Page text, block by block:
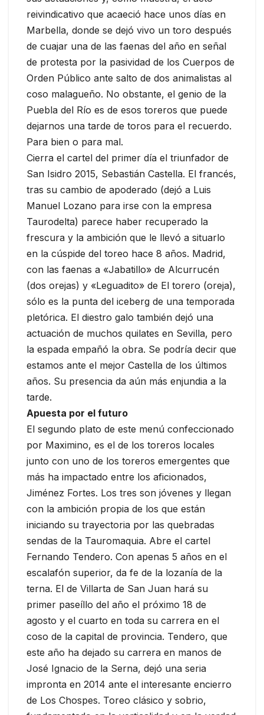
reivindicativo que acaeció hace unos días en
Marbella, donde se dejó vivo un toro después
de cuajar una de las faenas del año en señal
de protesta por la pasividad de los Cuerpos de
Orden Público ante salto de dos animalistas al
coso malagueño. No obstante, el genio de la
Puebla del Río es de esos toreros que puede
dejarnos una tarde de toros para el recuerdo.
Para bien o para mal.
Cierra el cartel del primer día el triunfador de
San Isidro 2015, Sebastián Castella. El francés,
tras su cambio de apoderado (dejó a Luis
Manuel Lozano para irse con la empresa
Taurodelta) parece haber recuperado la
frescura y la ambición que le llevó a situarlo
en la cúspide del toreo hace 8 años. Madrid,
con las faenas a «Jabatillo» de Alcurrucén
(dos orejas) y «Leguadito» de El torero (oreja),
sólo es la punta del iceberg de una temporada
pletórica. El diestro galo también dejó una
actuación de muchos quilates en Sevilla, pero
la espada empañó la obra. Se podría decir que
estamos ante el mejor Castella de los últimos
años. Su presencia da aún más enjundia a la
tarde.
Apuesta por el futuro
El segundo plato de este menú confeccionado
por Maximino, es el de los toreros locales
junto con uno de los toreros emergentes que
más ha impactado entre los aficionados,
Jiménez Fortes. Los tres son jóvenes y llegan
con la ambición propia de los que están
iniciando su trayectoria por las quebradas
sendas de la Tauromaquia. Abre el cartel
Fernando Tendero. Con apenas 5 años en el
escalafón superior, da fe de la lozanía de la
terna. El de Villarta de San Juan hará su
primer paseíllo del año el próximo 18 de
agosto y el cuarto en toda su carrera en el
coso de la capital de provincia. Tendero, que
este año ha dejado su carrera en manos de
José Ignacio de la Serna, dejó una seria
impronta en 2014 ante el interesante encierro
de Los Chospes. Toreo clásico y sobrio,